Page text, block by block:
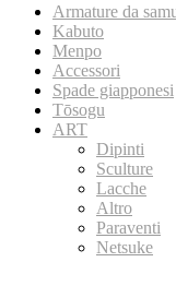
Armature da
Kabuto
Menpo
Accessori
Spade giapponesi
Tōsogu
ART
Dipinti
Sculture
Lacche
Altro
Paraventi
Netsuke